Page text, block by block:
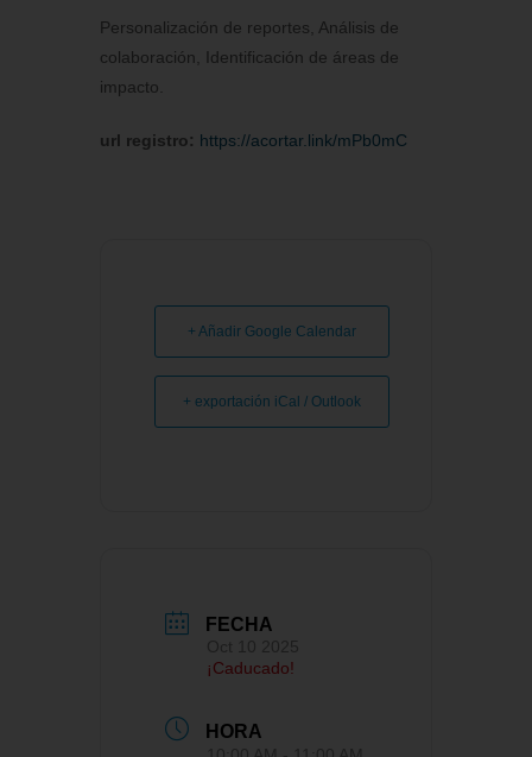
Personalización de reportes, Análisis de
colaboración, Identificación de áreas de
impacto.
url registro: https://acortar.link/mPb0mC
+ Añadir Google Calendar
+ exportación iCal / Outlook
FECHA
¡Caducado!
HORA